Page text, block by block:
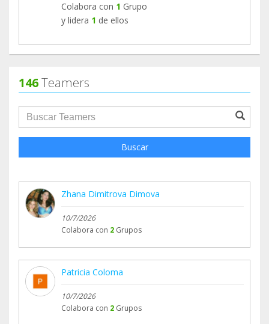
Colabora con 1 Grupo
y lidera 1 de ellos
146Teamers
groupProfile.searchForm.search.text???
Buscar
Zhana Dimitrova Dimova
10/7/2026
Colabora con 2 Grupos
Patricia Coloma
10/7/2026
Colabora con 2 Grupos